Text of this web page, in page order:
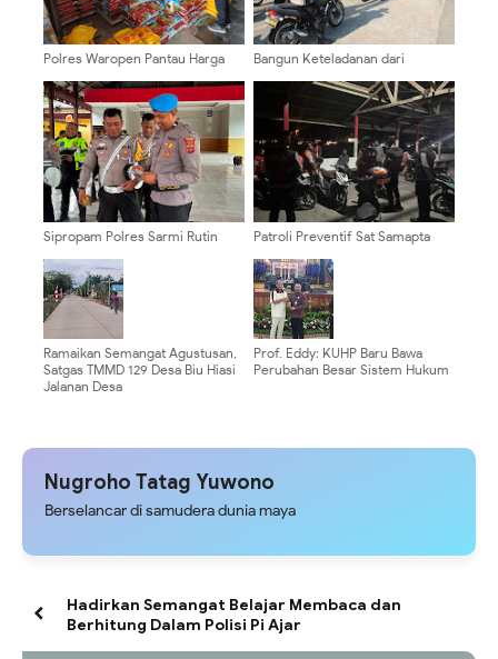
Polres Waropen Pantau Harga
Tradisional
Bangun Keteladanan dari
Gelar Operasi Gaktibplin
Kendaraan Personel
Sipropam Polres Sarmi Rutin
Administrasi Personel,
Tingkatkan Disiplin dan
Profesionalisme Anggota
Patroli Preventif Sat Samapta
Pengamanan, Situasi Kamtibmas
Kondusif
Ramaikan Semangat Agustusan,
Satgas TMMD 129 Desa Biu Hiasi
Jalanan Desa
Prof. Eddy: KUHP Baru Bawa
Perubahan Besar Sistem Hukum
Nugroho Tatag Yuwono
Berselancar di samudera dunia maya
Hadirkan Semangat Belajar Membaca dan
Berhitung Dalam Polisi Pi Ajar